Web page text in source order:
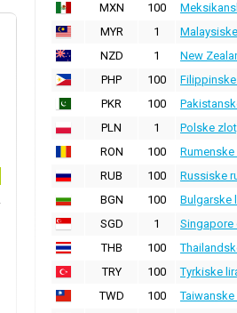
MXN
100
MYR
1
NZD
1 New
PHP
100
PKR
100
PLN
1 Polske
RON
100 Rumenske
RUB
100 Russiske
BGN
100 Bulgarske
SGD
1 Singapore
THB
100
TRY
100 Tyrkiske
TWD
100